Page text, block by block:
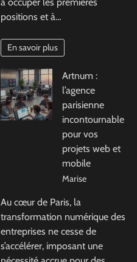
positions et à…
En savoir plus
Artnum :
l’agence
parisienne
incontournable
pour vos
projets web et
mobile
Marise
Au cœur de Paris, la
transformation numérique des
entreprises ne cesse de
s’accélérer, imposant une